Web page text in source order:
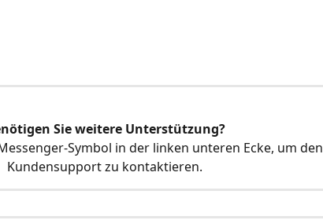
Sie weitere Unterstützung?
Symbol in der linken unteren Ecke, um den
Kundensupport zu kontaktieren.